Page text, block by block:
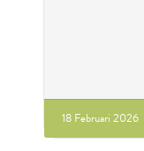
18 Februari 2026